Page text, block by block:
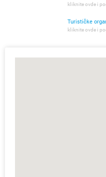
kliknite ovde i
Turističke
kliknite ovde i